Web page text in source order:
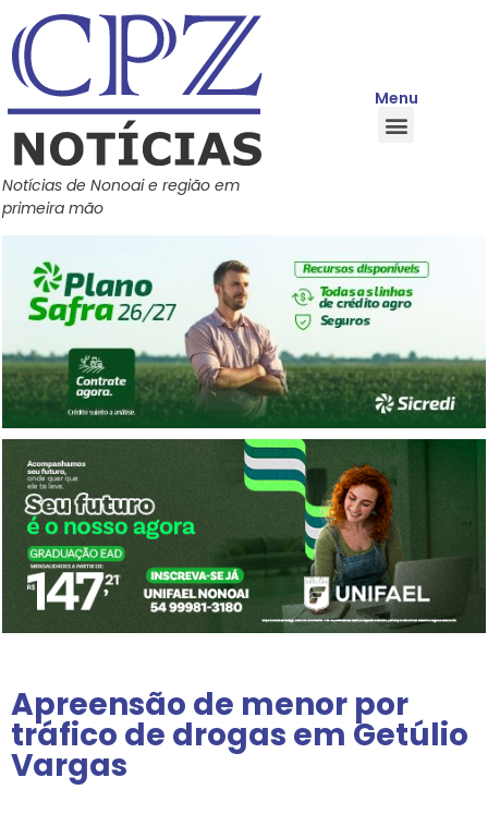
Notícias de Nonoai e região em
primeira mão
Menu
Apreensão de menor por
tráfico de drogas em Getúlio
Vargas